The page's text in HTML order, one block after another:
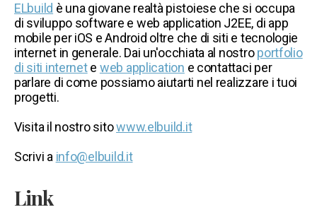
ELbuild è una giovane realtà pistoiese che si occupa
di sviluppo software e web application J2EE, di app
mobile per iOS e Android oltre che di siti e tecnologie
internet in generale. Dai un'occhiata al nostroportfolio
di siti internete web application e contattaci per
parlare di come possiamo aiutarti nel realizzare i tuoi
progetti.
Visita il nostro sitowww.elbuild.it
Scrivi a info@elbuild.it
Link